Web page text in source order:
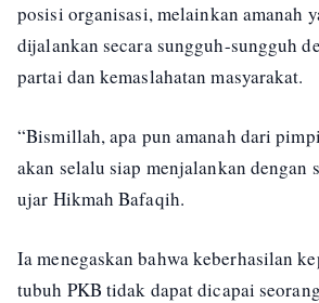
posisi organisasi, melainkan amanah
dijalankan secara sungguh-sungguh
partai dan kemaslahatan masyarakat.
“Bismillah, apa pun amanah dari
akan selalu siap menjalankan dengan
ujar Hikmah Bafaqih.
Ia menegaskan bahwa keberhasilan
tubuh PKB tidak dapat dicapai